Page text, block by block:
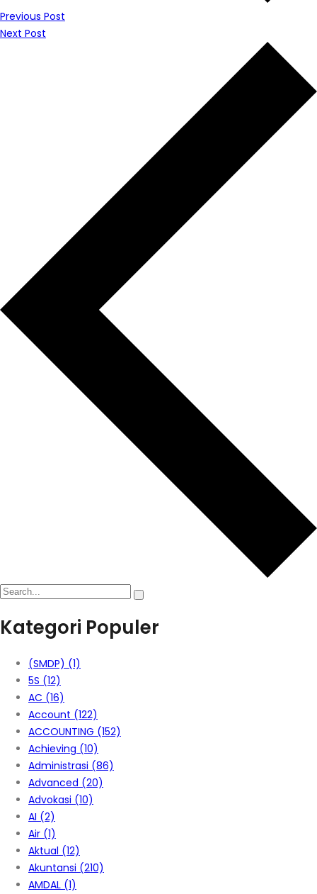
Previous Post
Next Post
Kategori Populer
(SMDP) (1)
5S (12)
AC (16)
Account (122)
ACCOUNTING (152)
Achieving (10)
Administrasi (86)
Advanced (20)
Advokasi (10)
AI (2)
Air (1)
Aktual (12)
Akuntansi (210)
AMDAL (1)